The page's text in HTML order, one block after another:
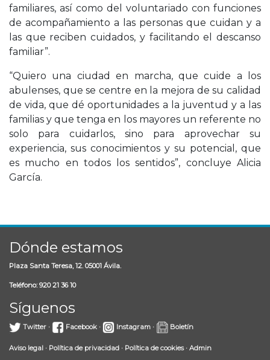
familiares, así como del voluntariado con funciones
de acompañamiento a las personas que cuidan y a
las que reciben cuidados, y facilitando el descanso
familiar”.
“Quiero una ciudad en marcha, que cuide a los
abulenses, que se centre en la mejora de su calidad
de vida, que dé oportunidades a la juventud y a las
familias y que tenga en los mayores un referente no
solo para cuidarlos, sino para aprovechar su
experiencia, sus conocimientos y su potencial, que
es mucho en todos los sentidos”, concluye Alicia
García.
Dónde estamos
Plaza Santa Teresa, 12. 05001 Ávila.
Teléfono: 920 21 36 10
Síguenos
Twitter · Facebook · Instagram · Boletín
Aviso legal · Política de privacidad · Política de cookies· Admin